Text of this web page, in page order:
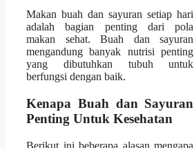
Makan buah dan sayuran setiap hari
adalah bagian penting dari pola
makan sehat. Buah dan sayuran
mengandung banyak nutrisi penting
yang dibutuhkan tubuh untuk
berfungsi dengan baik.
Kenapa Buah dan Sayuran
Penting Untuk Kesehatan
Berikut ini beberapa alasan mengapa